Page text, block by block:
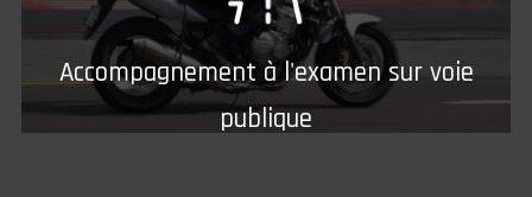
Accompagnement à l'examen sur voie
publique